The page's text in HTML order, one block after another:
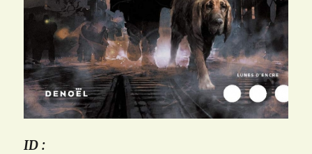
ID :